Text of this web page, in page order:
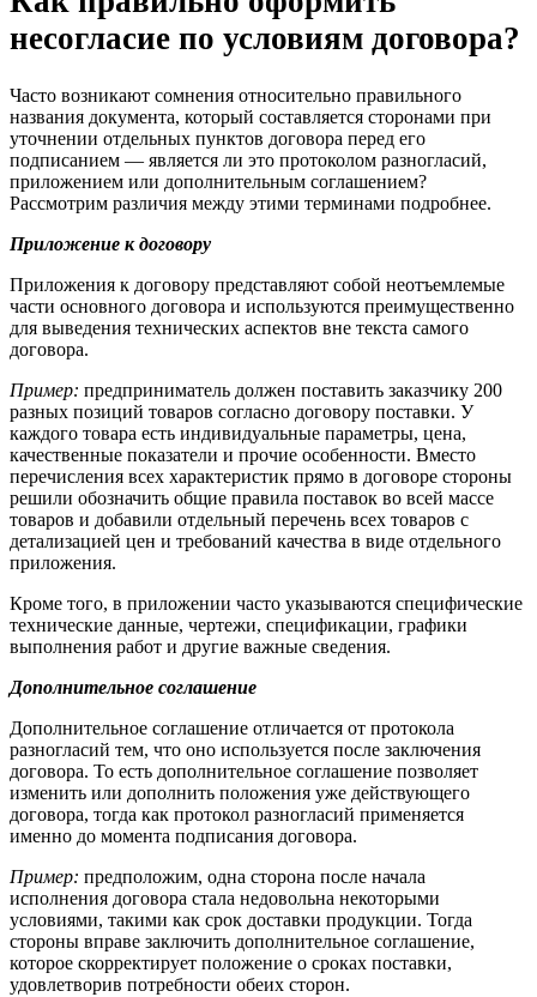
несогласие по условиям договора?
Часто возникают сомнения относительно правильного
названия документа, который составляется сторонами при
уточнении отдельных пунктов договора перед его
подписанием — является ли это протоколом разногласий,
приложением или дополнительным соглашением?
Рассмотрим различия между этими терминами подробнее.
Приложение к договору
Приложения к договору представляют собой неотъемлемые
части основного договора и используются преимущественно
для выведения технических аспектов вне текста самого
договора.
Пример: предприниматель должен поставить заказчику 200
разных позиций товаров согласно договору поставки. У
каждого товара есть индивидуальные параметры, цена,
качественные показатели и прочие особенности. Вместо
перечисления всех характеристик прямо в договоре стороны
решили обозначить общие правила поставок во всей массе
товаров и добавили отдельный перечень всех товаров с
детализацией цен и требований качества в виде отдельного
приложения.
Кроме того, в приложении часто указываются специфические
технические данные, чертежи, спецификации, графики
выполнения работ и другие важные сведения.
Дополнительное соглашение
Дополнительное соглашение отличается от протокола
разногласий тем, что оно используется после заключения
договора. То есть дополнительное соглашение позволяет
изменить или дополнить положения уже действующего
договора, тогда как протокол разногласий применяется
именно до момента подписания договора.
Пример: предположим, одна сторона после начала
исполнения договора стала недовольна некоторыми
условиями, такими как срок доставки продукции. Тогда
стороны вправе заключить дополнительное соглашение,
которое скорректирует положение о сроках поставки,
удовлетворив потребности обеих сторон.